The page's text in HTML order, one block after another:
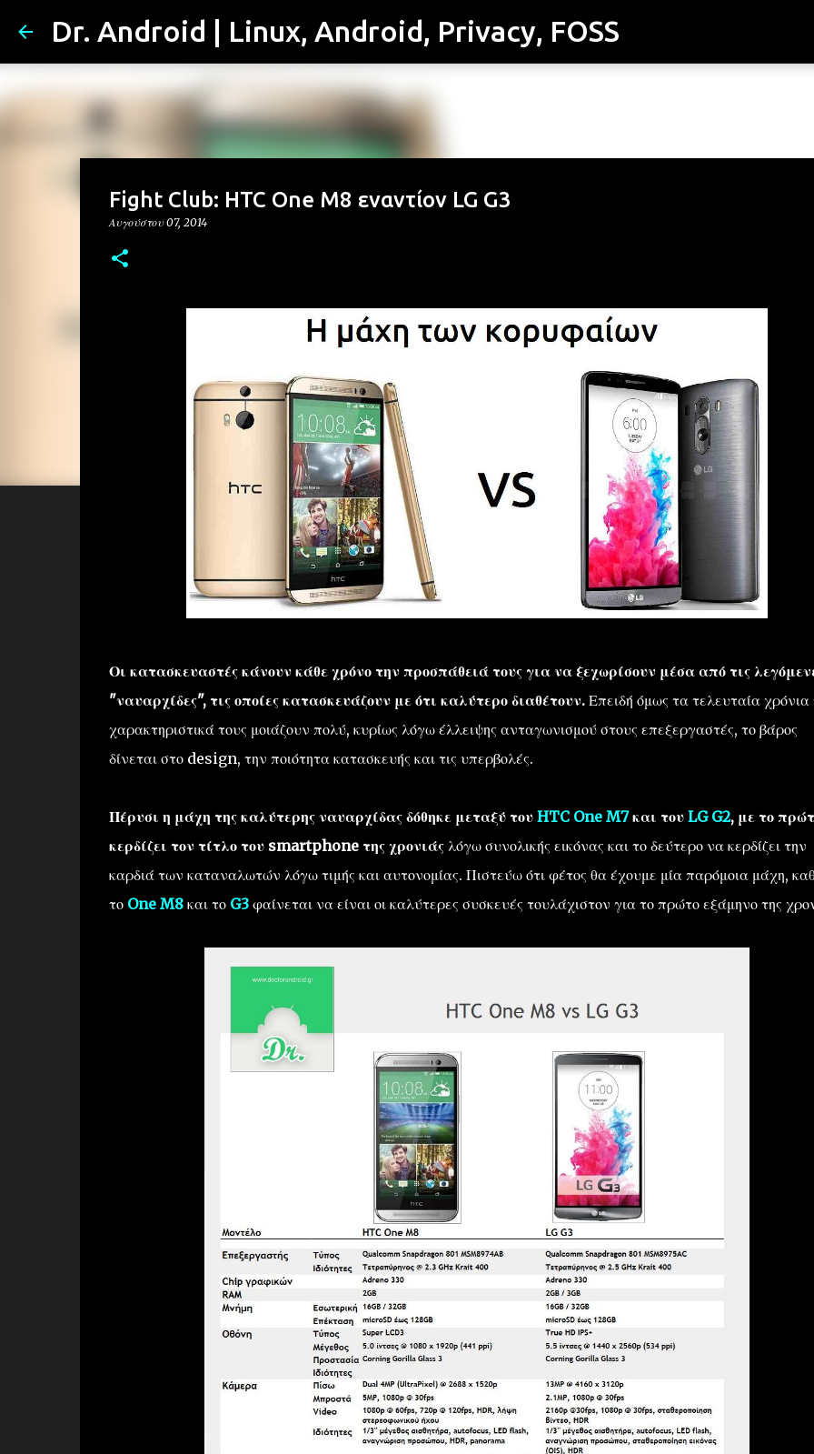
Μετάβαση στο κύριο περιεχόμενο
Dr. Android | Linux, Android, Privacy, FOSS
Fight Club: HTC One M8 εναντίον LG G3
Αυγούστου 07, 2014
Οι κατασκευαστές κάνουν κάθε χρόνο την προσπάθειά τους για να ξεχωρίσουν μέσα από τις
"ναυαρχίδες", τις οποίες κατασκευάζουν με ότι καλύτερο διαθέτουν.Επειδή όμως τα τελευταία χρόνια
χαρακτηριστικά τους μοιάζουν πολύ, κυρίως λόγω έλλειψης ανταγωνισμού στους επεξεργαστές, το βάρος
δίνεται στο design, την ποιότητα κατασκευής και τις υπερβολές.
Πέρυσι η μάχη της καλύτερης ναυαρχίδας δόθηκε μεταξύ του HTC One M7και του LG G2, με το
κερδίζει τον τίτλο του smartphone της χρονιάςλόγω συνολικής εικόνας και το δεύτερο να κερδίζει την
καρδιά των καταναλωτών λόγω τιμής και αυτονομίας. Πιστεύω ότι φέτος θα έχουμε μία παρόμοια μάχη,
το One M8και το G3φαίνεται να είναι οι καλύτερες συσκευές τουλάχιστον για το πρώτο εξάμηνο της